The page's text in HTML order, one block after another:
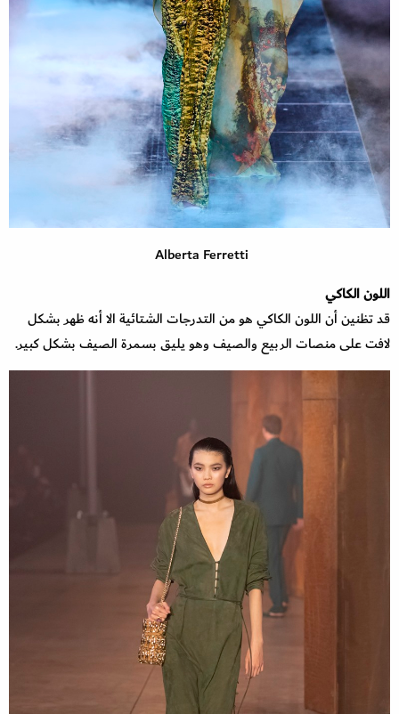
Alberta Ferretti
اللون الكاكي
قد تظنين أن اللون الكاكي هو من التدرجات الشتائية الا أنه ظهر بشكل
لافت على منصات الربيع والصيف وهو يليق بسمرة الصيف بشكل كبير.